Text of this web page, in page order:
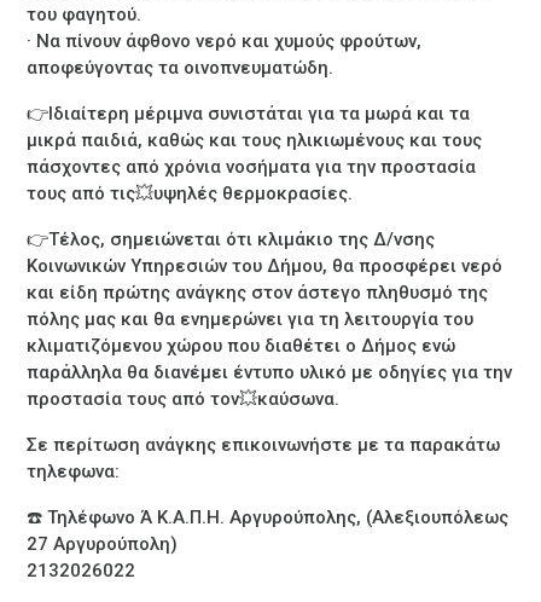
του φαγητού.
· Να πίνουν άφθονο νερό και χυμούς φρούτων,
αποφεύγοντας τα οινοπνευματώδη.
👉Ιδιαίτερη μέριμνα συνιστάται για τα μωρά και τα
μικρά παιδιά, καθώς και τους ηλικιωμένους και τους
πάσχοντες από χρόνια νοσήματα για την προστασία
τους από τις💥υψηλές θερμοκρασίες.
👉Τέλος, σημειώνεται ότι κλιμάκιο της Δ/νσης
Κοινωνικών Υπηρεσιών του Δήμου, θα προσφέρει νερό
και είδη πρώτης ανάγκης στον άστεγο πληθυσμό της
πόλης μας και θα ενημερώνει για τη λειτουργία του
κλιματιζόμενου χώρου που διαθέτει ο Δήμος ενώ
παράλληλα θα διανέμει έντυπο υλικό με οδηγίες για την
προστασία τους από τον💥καύσωνα.
Σε περίτωση ανάγκης επικοινωνήστε με τα παρακάτω
τηλεφωνα:
☎️ Τηλέφωνο Ά Κ.Α.Π.Η. Αργυρούπολης, (Αλεξιουπόλεως
27 Αργυρούπολη)
2132026022